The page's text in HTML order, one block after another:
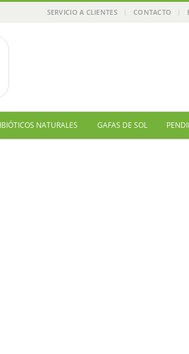
SERVICIO A CLIENTES CONTACTO
NATURALES GAFAS DE SOL